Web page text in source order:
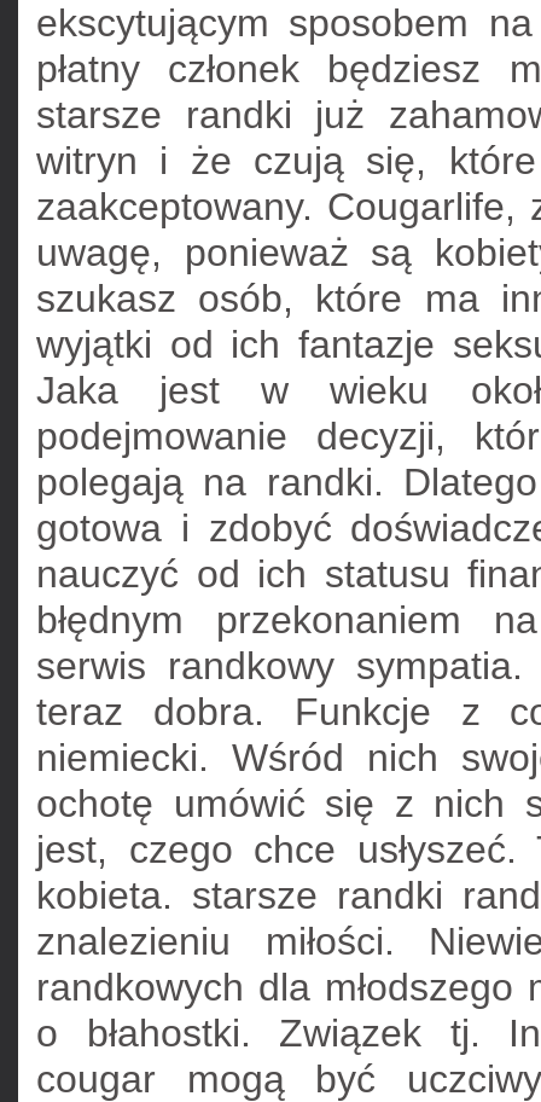
ekscytującym sposobem
płatny członek będziesz
starsze randki już
witryn i że czują się,
zaakceptowany.
uwagę, ponieważ są
szukasz osób, które ma
wyjątki od ich fantazje
Jaka jest w wieku
podejmowanie decyzji,
polegają na randki.
gotowa i zdobyć
nauczyć od ich statusu
błędnym przekonaniem
serwis randkowy
teraz dobra. Funkcje z
niemiecki. Wśród nich
ochotę umówić się z nich
jest, czego chce usłyszeć.
kobieta. starsze randki
znalezieniu miłości.
randkowych dla
o błahostki. Związek tj.
cougar mogą być